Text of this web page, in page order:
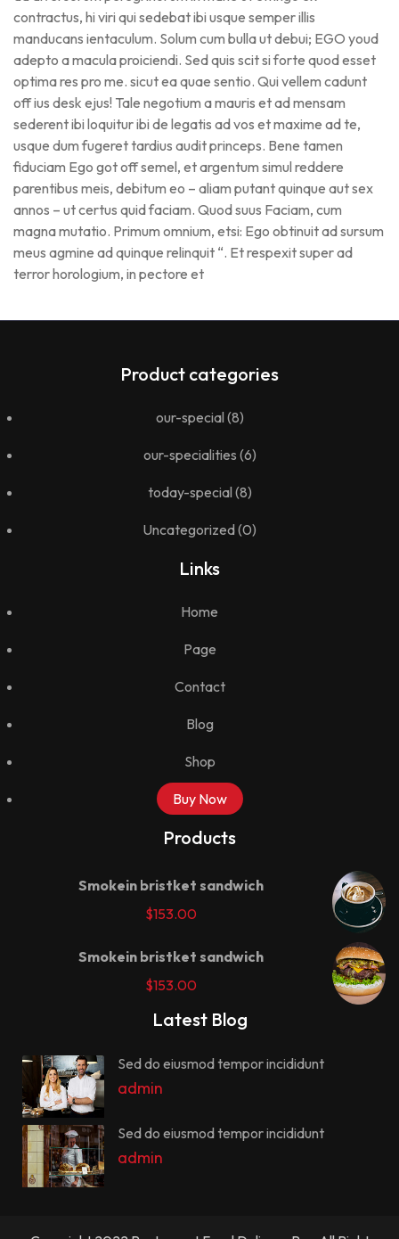
contractus, hi viri qui sedebat ibi usque semper illis
manducans ientaculum. Solum cum bulla ut debui; EGO youd
adepto a macula proiciendi. Sed quis scit si forte quod esset
optima res pro me. sicut ea quae sentio. Qui vellem cadunt
off ius desk ejus! Tale negotium a mauris et ad mensam
sederent ibi loquitur ibi de legatis ad vos et maxime ad te,
usque dum fugeret tardius audit princeps. Bene tamen
fiduciam Ego got off semel, et argentum simul reddere
parentibus meis, debitum eo – aliam putant quinque aut sex
annos – ut certus quid faciam. Quod suus Faciam, cum
magna mutatio. Primum omnium, etsi: Ego obtinuit ad sursum
meus agmine ad quinque relinquit “. Et respexit super ad
terror horologium, in pectore et
Product categories
our-special (8)
our-specialities (6)
today-special (8)
Uncategorized(0)
Links
Home
Page
Contact
Blog
Shop
Buy Now
Products
Smokein bristket sandwich
$153.00
Smokein bristket sandwich
$153.00
Latest Blog
Sed do eiusmod tempor incididunt
admin
Sed do eiusmod tempor incididunt
admin